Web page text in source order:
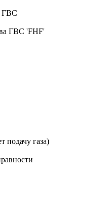
ГВС
ГВС 'FHF'
подачу газа)